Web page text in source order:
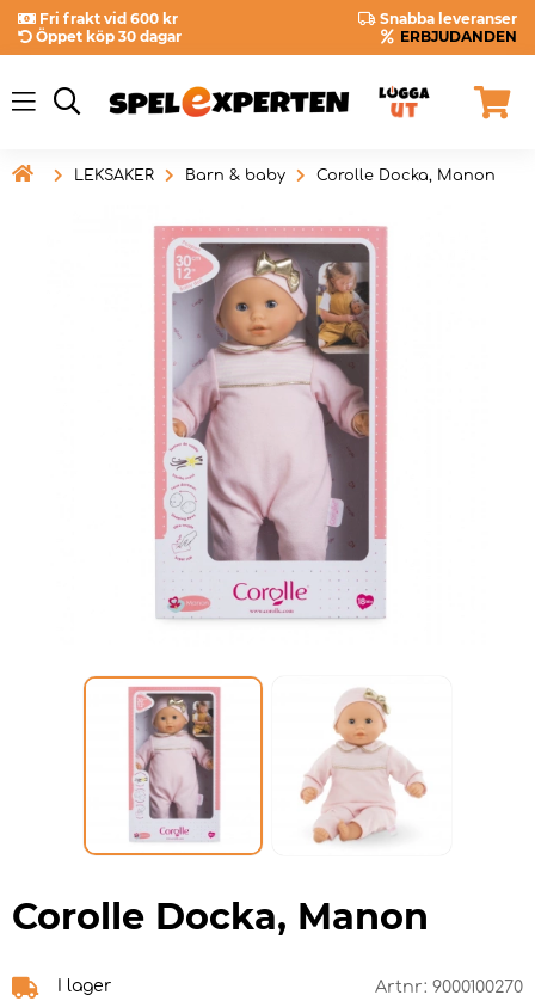
Fri frakt vid 600 kr
Snabba leveranser
Öppet köp 30 dagar
ERBJUDANDEN
 LEKSAKER Barn & baby Corolle Docka, Manon
Corolle Docka, Manon
I lager Artnr: 9000100270